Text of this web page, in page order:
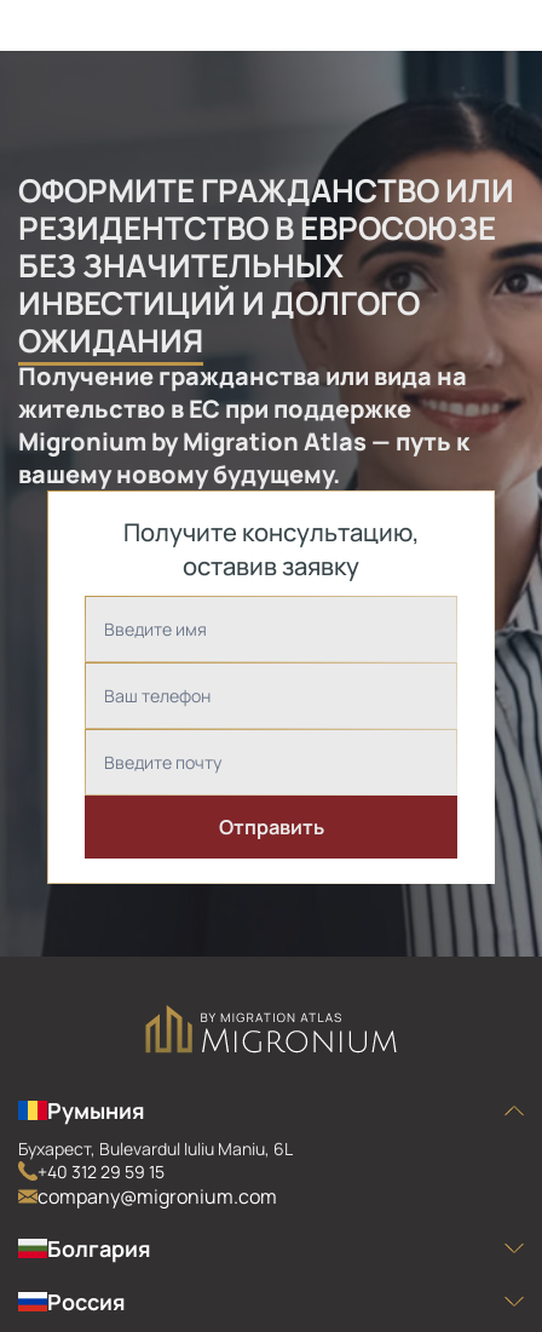
ОФОРМИТЕ ГРАЖДАНСТВО ИЛИ
РЕЗИДЕНТСТВО В ЕВРОСОЮЗЕ
БЕЗ ЗНАЧИТЕЛЬНЫХ
ИНВЕСТИЦИЙ И ДОЛГОГО
ОЖИДАНИЯ
Получение гражданства или вида на
жительство в ЕС при поддержке
Migronium by Migration Atlas — путь к
вашему новому будущему.
Получите консультацию,
оставив заявку
Румыния
Бухарест, Bulevardul Iuliu Maniu, 6L
+40 312 29 59 15
company@migronium.com
Болгария
+35 924 90 44 46
Россия